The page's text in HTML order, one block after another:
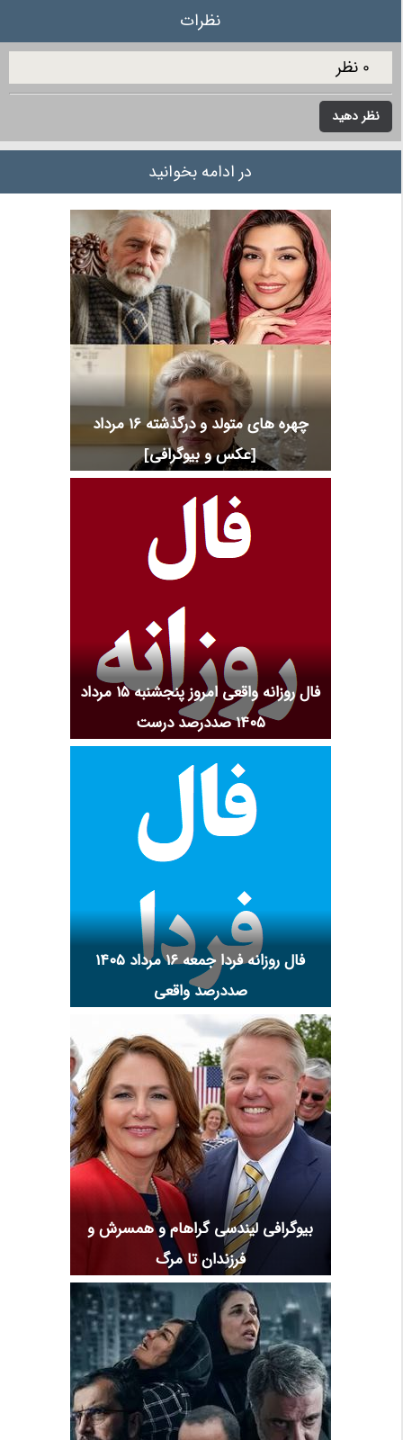
نظرات
0 نظر
نظر دهید
در ادامه بخوانید
چهره های متولد و درگذشته 16 مرداد
[عکس و بیوگرافی]
فال روزانه واقعی امروز پنجشنبه ۱۵ مرداد
۱۴۰۵ صددرصد درست
فال روزانه فردا جمعه ۱۶ مرداد ۱۴۰۵
صددرصد واقعی
بیوگرافی لیندسی گراهام و همسرش و
فرزندان تا مرگ